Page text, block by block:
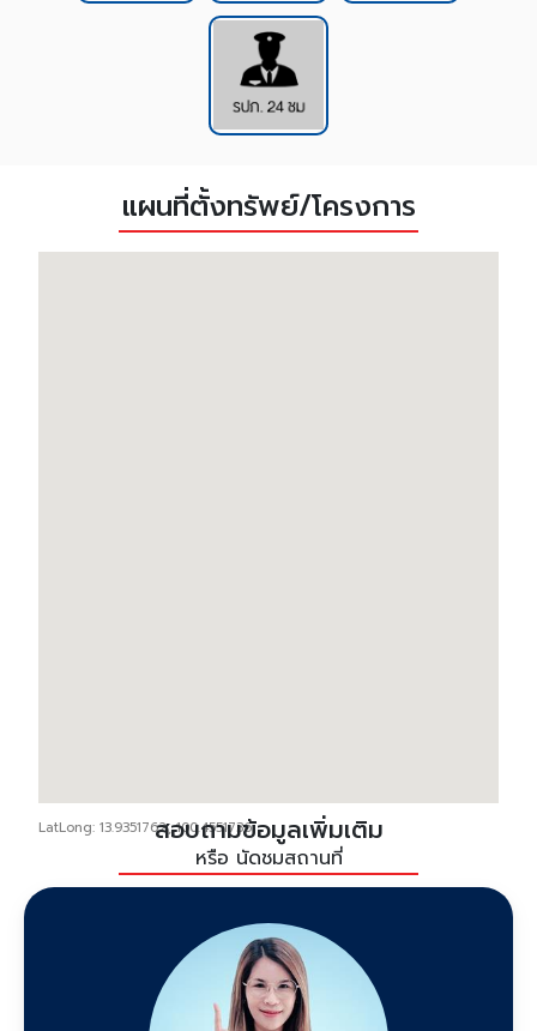
แผนที่ตั้งทรัพย์/โครงการ
LatLong: 13.9351762, 100.4551736สอบถามข้อมูลเพิ่มเติม
หรือ นัดชมสถานที่